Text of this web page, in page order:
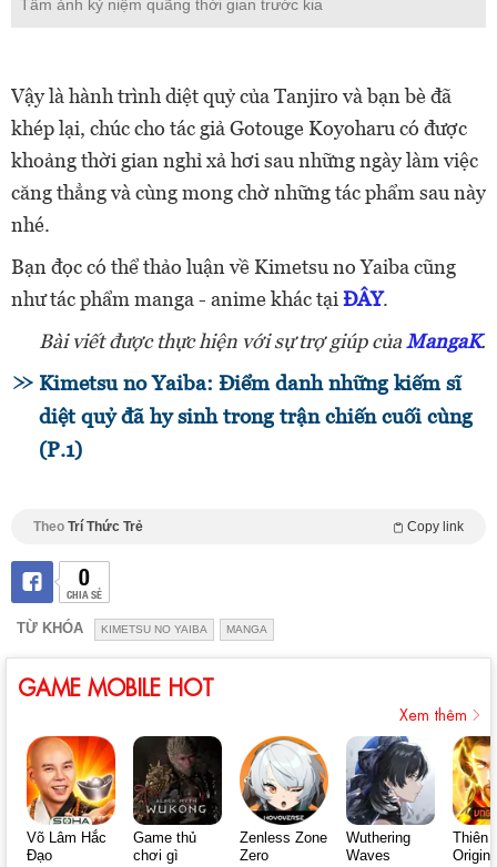
Tấm ảnh kỷ niệm quãng thời gian trước kia
Vậy là hành trình diệt quỷ của Tanjiro và bạn bè đã
khép lại, chúc cho tác giả Gotouge Koyoharu có được
khoảng thời gian nghỉ xả hơi sau những ngày làm việc
căng thẳng và cùng mong chờ những tác phẩm sau này
nhé.
Bạn đọc có thể thảo luận về Kimetsu no Yaiba cũng
như tác phẩm manga - anime khác tại ĐÂY.
Bài viết được thực hiện với sự trợ giúp củaMangaK.
Kimetsu no Yaiba: Điểm danh những kiếm sĩ
diệt quỷ đã hy sinh trong trận chiến cuối cùng
(P.1)
Theo Trí Thức Trẻ Copy link
0
CHIA SẺ
TỪ KHÓA KIMETSU NO YAIBA MANGA
GAME MOBILE HOT
Xem thêm
Võ Lâm Hắc
Đạo
Game thủ
chơi gì
Zenless Zone
Zero
Wuthering
Waves
Thiên
Origin